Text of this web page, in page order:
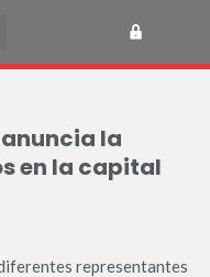
la
en la capital
representantes